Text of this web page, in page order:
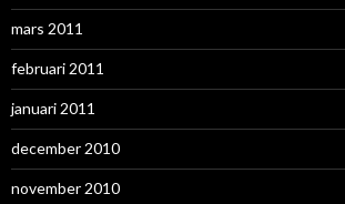
mars 2011
februari 2011
januari 2011
december 2010
november 2010